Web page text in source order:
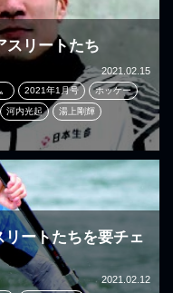
スリートたち
2021.02.15
2021年1月号 ホッケー
河内光起 湯上剛輝
リートたちを要チェ
2021.02.12